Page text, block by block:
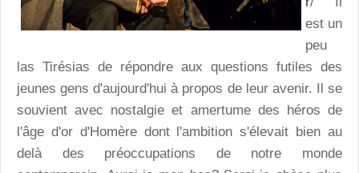
est un
peu
las Tirésias de répondre aux questions futiles des
jeunes gens d'aujourd'hui à propos de leur avenir. Il se
souvient avec nostalgie et amertume des héros de
l'âge d'or d'Homère dont l'ambition s'élevait bien au
delà des préoccupations de notre monde